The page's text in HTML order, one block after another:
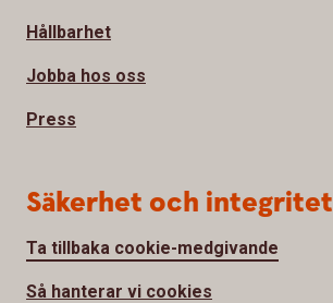
Hållbarhet
Jobba hos oss
Press
Säkerhet och integritet
Ta tillbaka cookie-medgivande
Så hanterar vi cookies